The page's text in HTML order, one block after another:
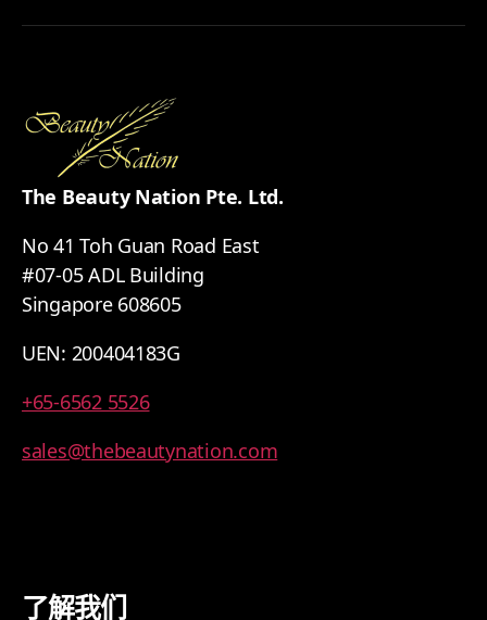
The Beauty Nation Pte. Ltd.
No 41 Toh Guan Road East
#07-05 ADL Building
Singapore 608605
UEN: 200404183G
+65-6562 5526
sales@thebeautynation.com
了解我们